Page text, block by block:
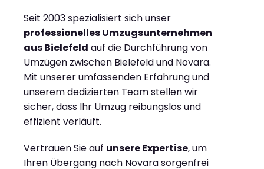
Seit 2003 spezialisiert sich unser
professionelles Umzugsunternehmen
aus Bielefeld auf die Durchführung von
Umzügen zwischen Bielefeld und Novara.
Mit unserer umfassenden Erfahrung und
unserem dedizierten Team stellen wir
sicher, dass Ihr Umzug reibungslos und
effizient verläuft.
Vertrauen Sie auf unsere Expertise, um
Ihren Übergang nach Novara sorgenfrei